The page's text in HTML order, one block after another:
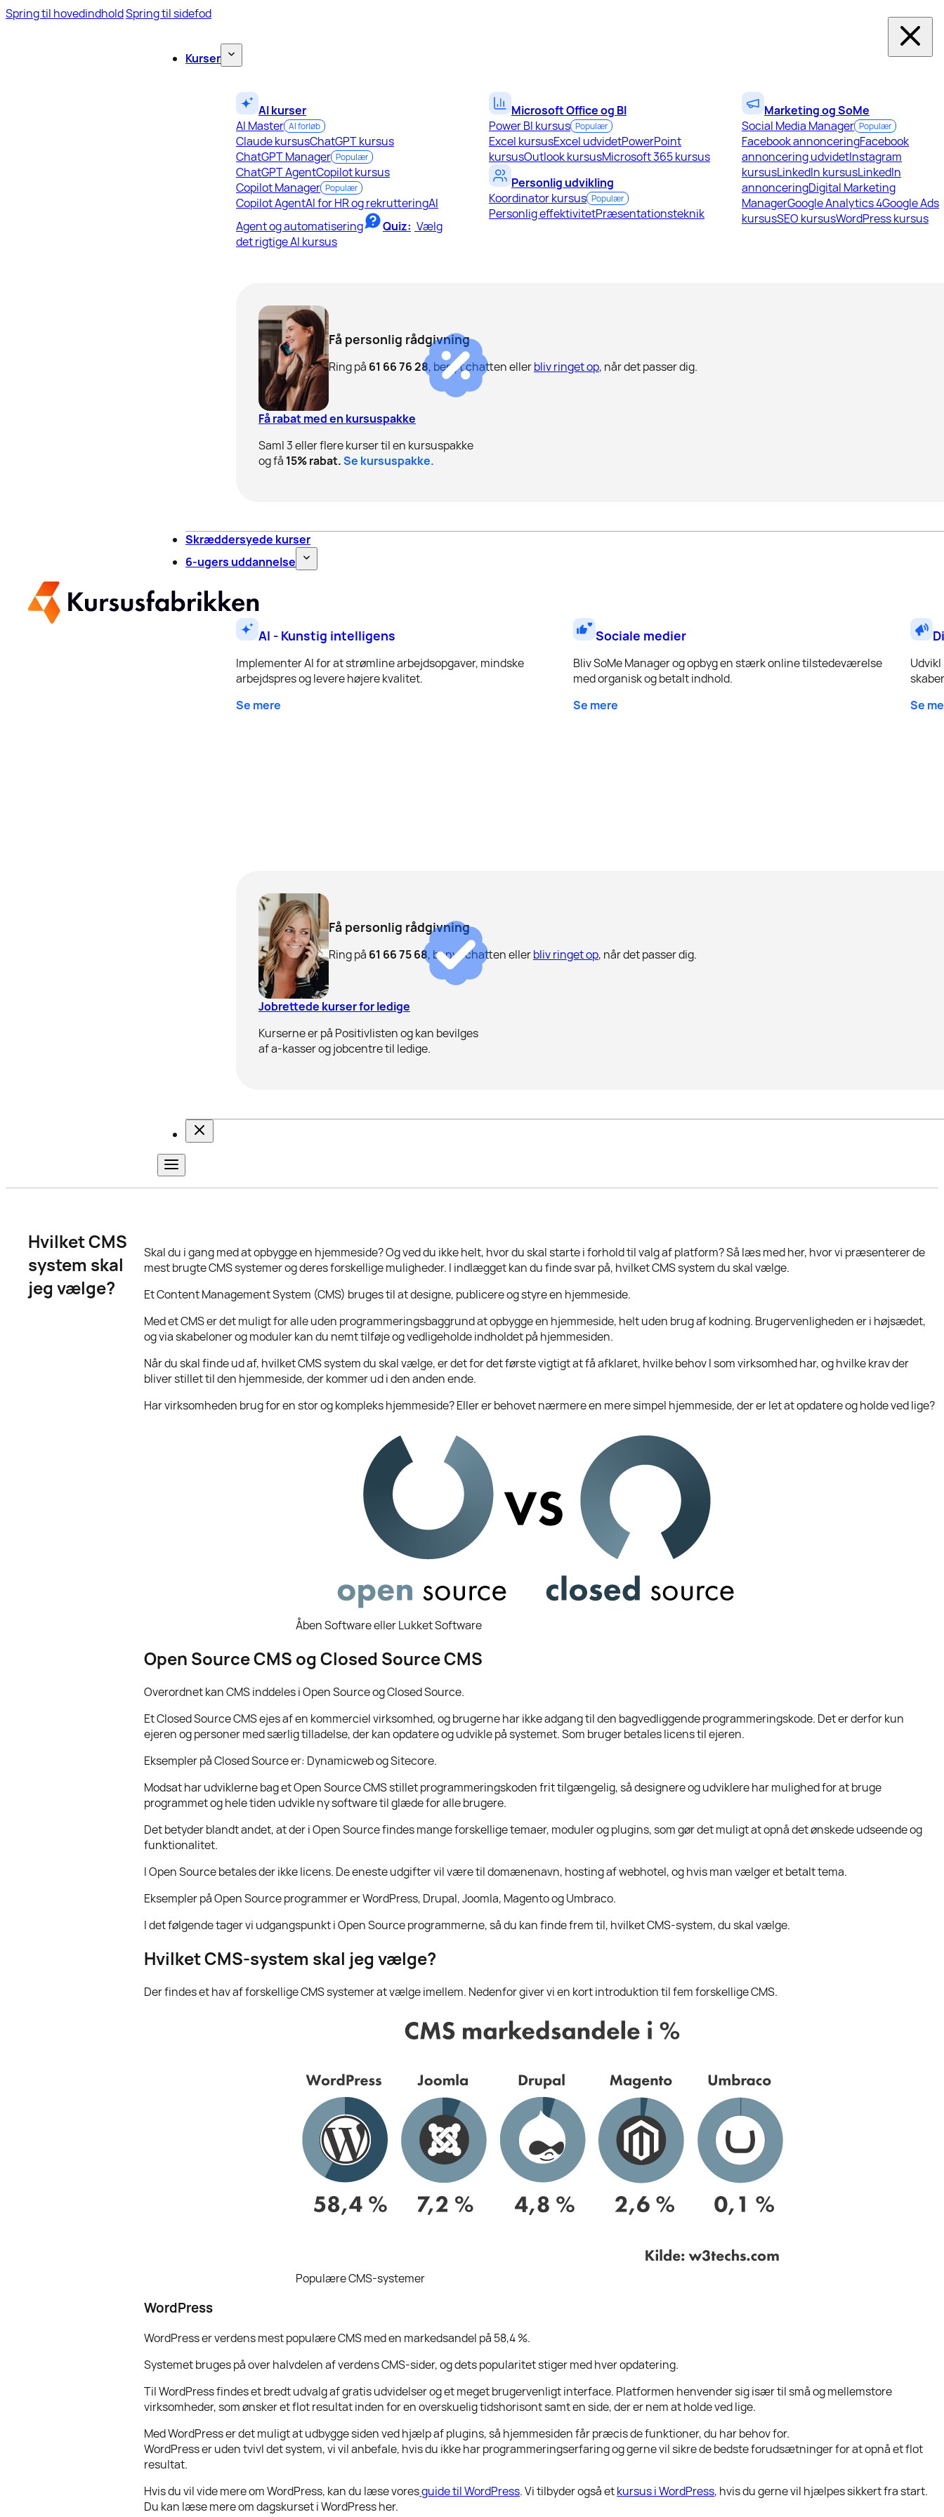
Spring til hovedindholdSpring til sidefod
Kurser
AI kurser
AI Master AI forløb
Claude kursusChatGPT kursus
ChatGPT Manager Populær
ChatGPT AgentCopilot kursus
Copilot Manager Populær
Copilot AgentAI for HR og rekrutteringAI
Agent og automatisering
Quiz: Vælg
det rigtige AI kursus
Microsoft Office og BI
Power BI kursus Populær
Excel kursusExcel udvidetPowerPoint
kursusOutlook kursusMicrosoft 365 kursus
Personlig udvikling
Koordinator kursus Populær
Personlig effektivitetPræsentationsteknik
Marketing og SoMe
Social Media Manager Populær
Facebook annonceringFacebook
annoncering udvidetInstagram
kursusLinkedIn kursusLinkedIn
annonceringDigital Marketing
ManagerGoogle Analytics 4Google Ads
kursusSEO kursusWordPress kursus
Få personlig rådgivning
Ring på 61 66 76 28, benyt chatten ellerbliv ringet op, når det passer dig.
Få rabat med en kursuspakke
Saml 3 eller flere kurser til en kursuspakke
og få 15% rabat.Se kursuspakke.
Skræddersyede kurser
6-ugers uddannelse
AI - Kunstig intelligens
Implementer AI for at strømline arbejdsopgaver, mindske
arbejdspres og levere højere kvalitet.
Se mere
Sociale medier
Bliv SoMe Manager og opbyg en stærk online tilstedeværelse
med organisk og betalt indhold.
Se mere
Se
Få personlig rådgivning
Ring på 61 66 75 68, benyt chatten ellerbliv ringet op, når det passer dig.
Jobrettede kurser for ledige
Kurserne er på Positivlisten og kan bevilges
af a-kasser og jobcentre til ledige.
Hvilket CMS
system skal
jeg vælge?
Skal du i gang med at opbygge en hjemmeside? Og ved du ikke helt, hvor du skal starte i forhold til valg af platform? Så læs med her, hvor vi præsenterer de
mest brugte CMS systemer og deres forskellige muligheder. I indlægget kan du finde svar på, hvilket CMS system du skal vælge.
Et Content Management System (CMS) bruges til at designe, publicere og styre en hjemmeside.
Med et CMS er det muligt for alle uden programmeringsbaggrund at opbygge en hjemmeside, helt uden brug af kodning. Brugervenligheden er i højsædet,
og via skabeloner og moduler kan du nemt tilføje og vedligeholde indholdet på hjemmesiden.
Når du skal finde ud af, hvilket CMS system du skal vælge, er det for det første vigtigt at få afklaret, hvilke behov I som virksomhed har, og hvilke krav der
bliver stillet til den hjemmeside, der kommer ud i den anden ende.
Har virksomheden brug for en stor og kompleks hjemmeside? Eller er behovet nærmere en mere simpel hjemmeside, der er let at opdatere og holde ved lige?
Åben Software eller Lukket Software
Open Source CMS og Closed Source CMS
Overordnet kan CMS inddeles i Open Source og Closed Source.
Et Closed Source CMS ejes af en kommerciel virksomhed, og brugerne har ikke adgang til den bagvedliggende programmeringskode. Det er derfor kun
ejeren og personer med særlig tilladelse, der kan opdatere og udvikle på systemet. Som bruger betales licens til ejeren.
Eksempler på Closed Source er: Dynamicweb og Sitecore.
Modsat har udviklerne bag et Open Source CMS stillet programmeringskoden frit tilgængelig, så designere og udviklere har mulighed for at bruge
programmet og hele tiden udvikle ny software til glæde for alle brugere.
Det betyder blandt andet, at der i Open Source findes mange forskellige temaer, moduler og plugins, som gør det muligt at opnå det ønskede udseende og
funktionalitet.
I Open Source betales der ikke licens. De eneste udgifter vil være til domænenavn, hosting af webhotel, og hvis man vælger et betalt tema.
Eksempler på Open Source programmer er WordPress, Drupal, Joomla, Magento og Umbraco.
I det følgende tager vi udgangspunkt i Open Source programmerne, så du kan finde frem til, hvilket CMS-system, du skal vælge.
Hvilket CMS-system skal jeg vælge?
Der findes et hav af forskellige CMS systemer at vælge imellem. Nedenfor giver vi en kort introduktion til fem forskellige CMS.
Populære CMS-systemer
WordPress
WordPress er verdens mest populære CMS med en markedsandel på 58,4 %.
Systemet bruges på over halvdelen af verdens CMS-sider, og dets popularitet stiger med hver opdatering.
Til WordPress findes et bredt udvalg af gratis udvidelser og et meget brugervenligt interface. Platformen henvender sig især til små og mellemstore
virksomheder, som ønsker et flot resultat inden for en overskuelig tidshorisont samt en side, der er nem at holde ved lige.
Med WordPress er det muligt at udbygge siden ved hjælp af plugins, så hjemmesiden får præcis de funktioner, du har behov for.
WordPress er uden tvivl det system, vi vil anbefale, hvis du ikke har programmeringserfaring og gerne vil sikre de bedste forudsætninger for at opnå et flot
resultat.
Hvis du vil vide mere om WordPress, kan du læse voresguide til WordPress. Vi tilbyder også etkursus i WordPress, hvis du gerne vil hjælpes sikkert fra start.
Du kan læse mere om dagskurset i WordPress her.